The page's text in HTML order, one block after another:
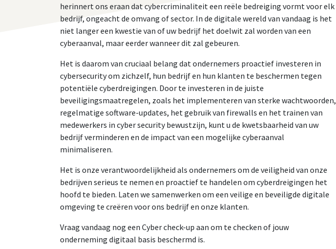
herinnert ons eraan dat cybercriminaliteit een reële bedreiging vormt voor elk
bedrijf, ongeacht de omvang of sector. In de digitale wereld van vandaag is het
niet langer een kwestie van of uw bedrijf het doelwit zal worden van een
cyberaanval, maar eerder wanneer dit zal gebeuren.
Het is daarom van cruciaal belang dat ondernemers proactief investeren in
cybersecurity om zichzelf, hun bedrijf en hun klanten te beschermen tegen
potentiële cyberdreigingen. Door te investeren in de juiste
beveiligingsmaatregelen, zoals het implementeren van sterke wachtwoorden,
regelmatige software-updates, het gebruik van firewalls en het trainen van
medewerkers in cyber security bewustzijn, kunt u de kwetsbaarheid van uw
bedrijf verminderen en de impact van een mogelijke cyberaanval
minimaliseren.
Het is onze verantwoordelijkheid als ondernemers om de veiligheid van onze
bedrijven serieus te nemen en proactief te handelen om cyberdreigingen het
hoofd te bieden. Laten we samenwerken om een veilige en beveiligde digitale
omgeving te creëren voor ons bedrijf en onze klanten.
Vraag vandaag nog een Cyber check-up aan om te checken of jouw
onderneming digitaal basis beschermd is.